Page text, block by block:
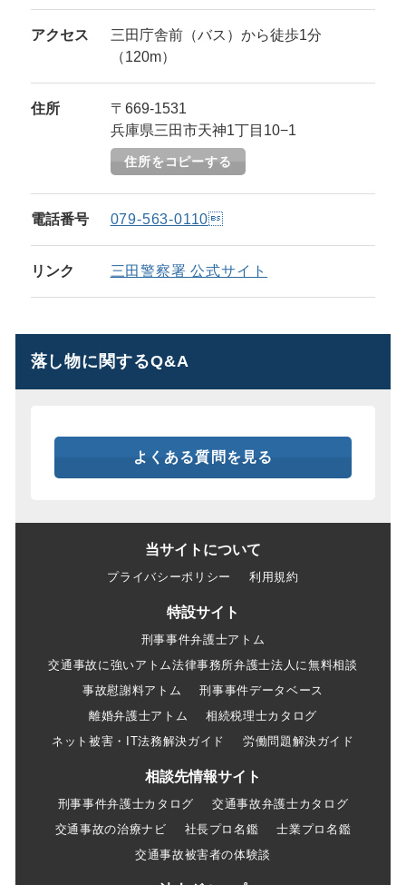
アクセス
三田庁舎前（バス）から徒歩1分
（120m）
住所
〒669-1531
兵庫県三田市天神1丁目10−1
住所をコピーする
電話番号 079-563-0110
リンク 三田警察署 公式サイト
落し物に関するQ&A
よくある質問を見る
当サイトについて
プライバシーポリシー 利用規約
特設サイト
刑事事件弁護士アトム
交通事故に強いアトム法律事務所弁護士法人に無料相談
事故慰謝料アトム
刑事事件データベース
離婚弁護士アトム
相続税理士カタログ
ネット被害・IT法務解決ガイド
労働問題解決ガイド
相談先情報サイト
刑事事件弁護士カタログ
交通事故弁護士カタログ
交通事故の治療ナビ
社長プロ名鑑
士業プロ名鑑
交通事故被害者の体験談